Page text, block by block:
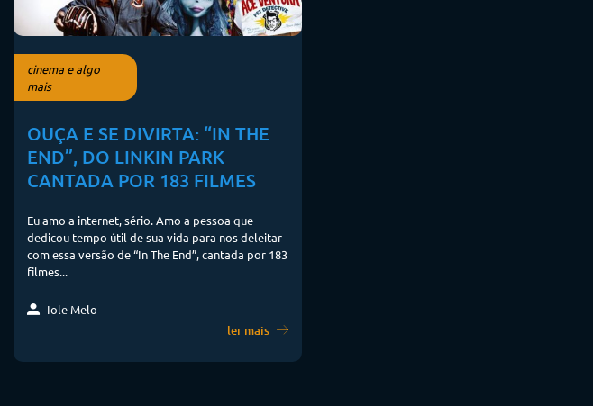
cinema e algo
mais
OUÇA E SE DIVIRTA: “IN THE
END”, DO LINKIN PARK
CANTADA POR 183 FILMES
Eu amo a internet, sério. Amo a pessoa que
dedicou tempo útil de sua vida para nos deleitar
com essa versão de “In The End”, cantada por 183
filmes...
Iole Melo
ler mais